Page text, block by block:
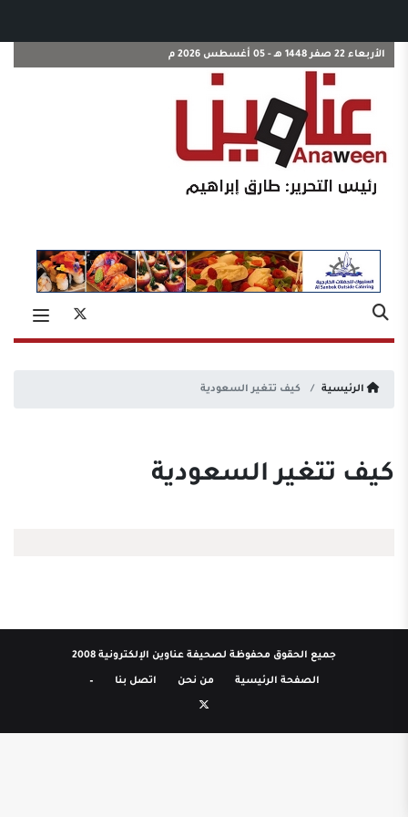
الأربعاء 22 صفر 1448 هـ - 05 أغسطس 2026 م
الرئيسية كيف تتغير السعودية
كيف تتغير السعودية
جميع الحقوق محفوظة لصحيفة عناوين الإلكترونية 2008
الصفحة الرئيسية من نحن اتصل بنا –